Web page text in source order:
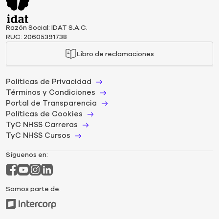
Razón Social: IDAT S.A.C.
RUC: 20605391738
Libro de reclamaciones
Políticas de Privacidad
Términos y Condiciones
Portal de Transparencia
Políticas de Cookies
TyC NHSS Carreras
TyC NHSS Cursos
Síguenos en:
Somos parte de: